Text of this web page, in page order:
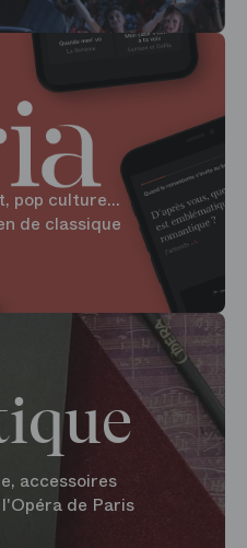
pop culture...
de classique
accessoires
de Paris